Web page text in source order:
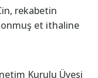
rekabetin
et ithaline
Kurulu Üyesi